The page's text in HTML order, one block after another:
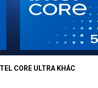
CORE ULTRA KHÁC